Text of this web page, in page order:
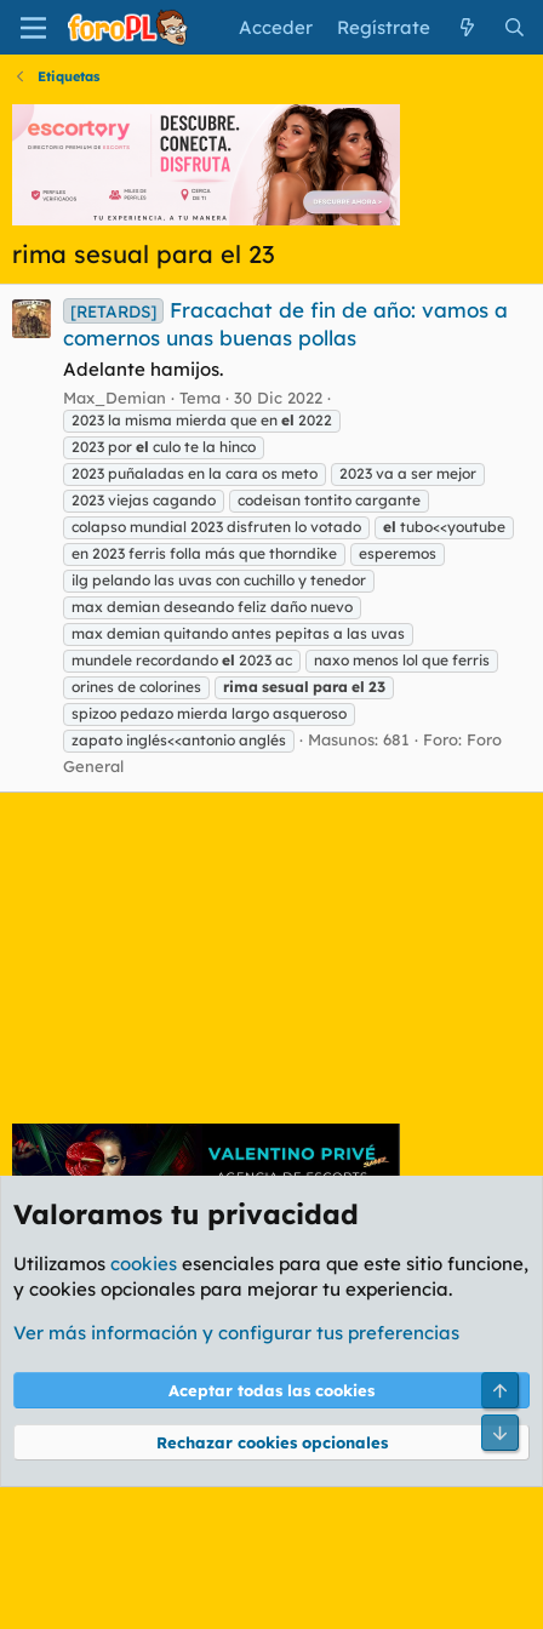
Acceder Regístrate
Etiquetas
rima sesual para el 23
[RETARDS]
Fracachat de fin de año: vamos a
comernos unas buenas pollas
Adelante hamijos.
Max_Demian Tema 30 Dic 2022
2023 la misma mierda que en el 2022
2023 por el culo te la hinco
2023 puñaladas en la cara os meto
2023 va a ser mejor
2023 viejas cagando
codeisan tontito cargante
colapso mundial 2023 disfruten lo votado
el tubo<<youtube
en 2023 ferris folla más que thorndike
esperemos
ilg pelando las uvas con cuchillo y tenedor
max demian deseando feliz daño nuevo
max demian quitando antes pepitas a las uvas
mundele recordando el 2023 ac
naxo menos lol que ferris
orines de colorines
rima sesual para el 23
spizoo pedazo mierda largo asqueroso
zapato inglés<<antonio anglés
Masunos: 681 Foro: Foro
General
Etiquetas
Cookies
PL OLDSTYLE AMARILLO
Términos y reglas Política de privacidad Ayuda
Community platform by XenForo® © 2010-2026 XenForo Ltd.
Valoramos tu privacidad
Utilizamos cookies esenciales para que este sitio funcione,
y cookies opcionales para mejorar tu experiencia.
Ver más información y configurar tus preferencias
Aceptar todas las cookies
Rechazar cookies opcionales
Pie